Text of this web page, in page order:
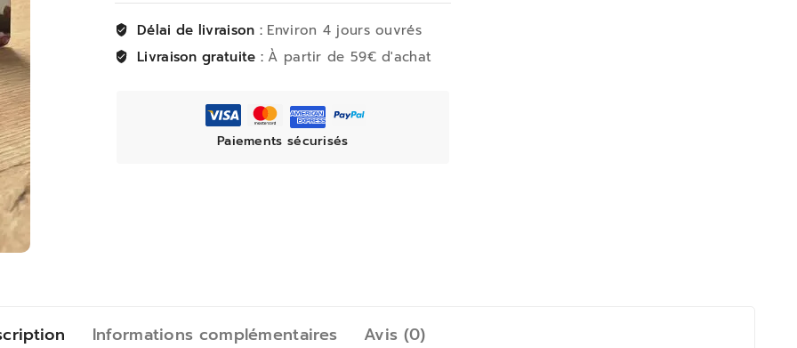
Délai de livraison : Environ 4 jours ouvrés
Livraison gratuite : À partir de 59€ d'achat
Paiements sécurisés
Informations complémentaires Avis (0)